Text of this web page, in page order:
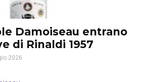
Damoiseau entrano
di Rinaldi 1957
2026